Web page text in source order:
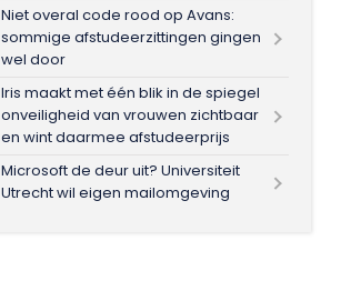
Niet overal code rood op Avans:
sommige afstudeerzittingen gingen
wel door
Iris maakt met één blik in de spiegel
onveiligheid van vrouwen zichtbaar
en wint daarmee afstudeerprijs
Microsoft de deur uit? Universiteit
Utrecht wil eigen mailomgeving